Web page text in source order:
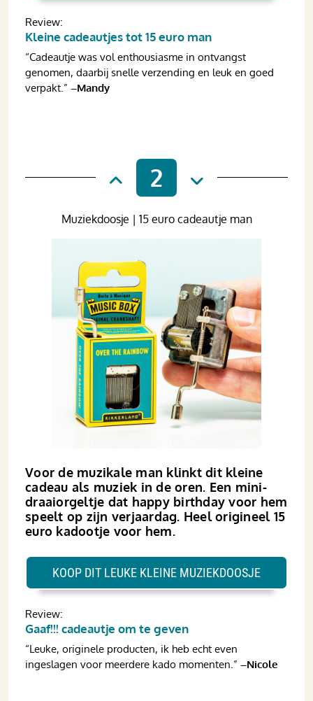
Review:
Kleine cadeautjes tot 15 euro man
“Cadeautje was vol enthousiasme in ontvangst
genomen, daarbij snelle verzending en leuk en goed
verpakt.” –Mandy
2
Voor de muzikale man klinkt dit kleine
cadeau als muziek in de oren. Een mini-
draaiorgeltje dat happy birthday voor hem
speelt op zijn verjaardag. Heel origineel 15
euro kadootje voor hem.
Muziekdoosje | 15 euro cadeautje man
Review:
Gaaf!!! cadeautje om te geven
“Leuke, originele producten, ik heb echt even
ingeslagen voor meerdere kado momenten.” –Nicole
KOOP DIT LEUKE KLEINE MUZIEKDOOSJE